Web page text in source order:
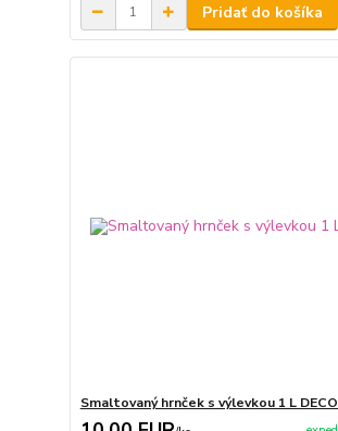
Pridať do košíka
Smaltovaný hrnček s výlevkou 1 L